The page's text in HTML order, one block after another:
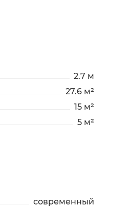
2.7 м
27.6 м²
15 м²
5 м²
современный